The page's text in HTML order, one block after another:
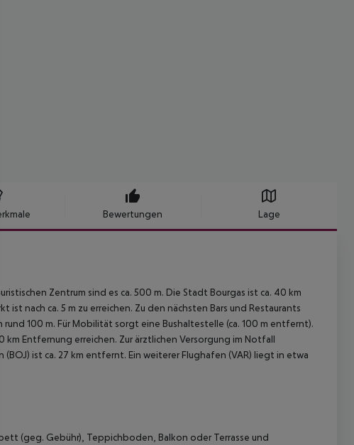
Bewertungen Lage
Zentrum sind es ca. 500 m. Die Stadt Bourgas ist ca. 40 km
nach ca. 5 m zu erreichen. Zu den nächsten Bars und Restaurants
100 m. Für Mobilität sorgt eine Bushaltestelle (ca. 100 m entfernt).
Entfernung erreichen. Zur ärztlichen Versorgung im Notfall
ist ca. 27 km entfernt. Ein weiterer Flughafen (VAR) liegt in etwa
(geg. Gebühr), Teppichboden, Balkon oder Terrasse und